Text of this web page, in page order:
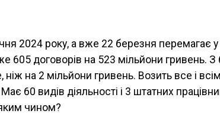
2024 року, а вже 22 березня перемагає
605 договорів на 523 мільйони гривень.
на 2 мільйони гривень. Возить все і
60 видів діяльності і 3 штатних
чином?